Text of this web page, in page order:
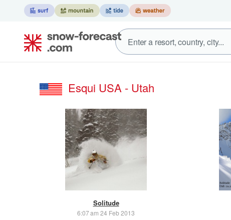
Esqui USA - Utah
Solitude
6:07 am 24 Feb 2013